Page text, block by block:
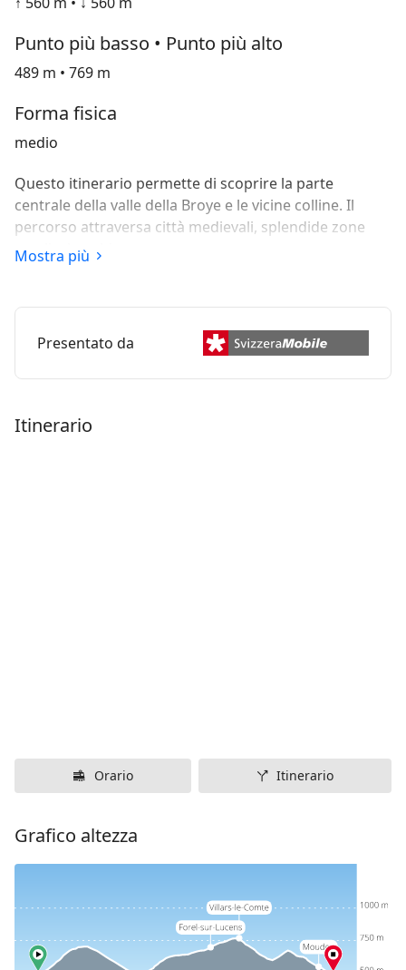
Punto più basso • Punto più alto
489 m • 769 m
Forma fisica
medio
Questo itinerario permette di scoprire la parte
centrale della valle della Broye e le vicine colline. Il
percorso attraversa città medievali, splendide zone
rurali e boschi.
Mostra più
Presentato da
Itinerario
Orario Itinerario
Grafico altezza